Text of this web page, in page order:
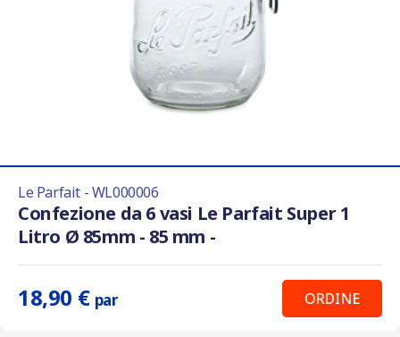
Le Parfait - WL000006
Confezione da 6 vasi Le Parfait Super 1
Litro Ø 85mm - 85 mm -
18,90 € par ORDINE